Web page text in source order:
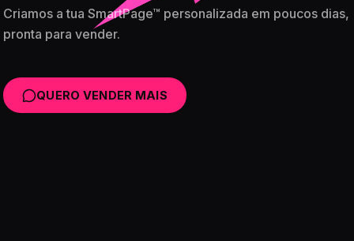
Criamos a tua SmartPage™ personalizada em poucos dias,
pronta para vender.
QUERO VENDER MAIS